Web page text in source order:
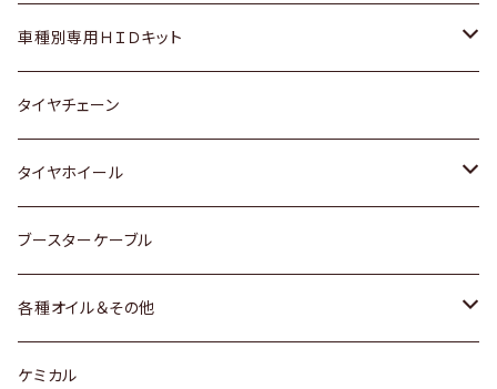
マツダ
三菱
スバル
レクサス
ダイハツ
マツダ
三菱
スバル
日産
いすゞ
ダイハツ
マツダ
三菱
スバル
スズキ
日産
ダイハツ
スバル
ホンダ
スズキ
日産
ダイハツ
マツダ
ホンダ
スズキ
日産
ダイハツ
マツダ
スバル
車種別専用ＨＩＤキット
トヨタ
マツダ
タイヤチェーン
タイヤホイール
トヨタ
ホンダ
スズキ
ブースターケーブル
各種オイル＆その他
ディーデル洗浄添加剤
ケミカル